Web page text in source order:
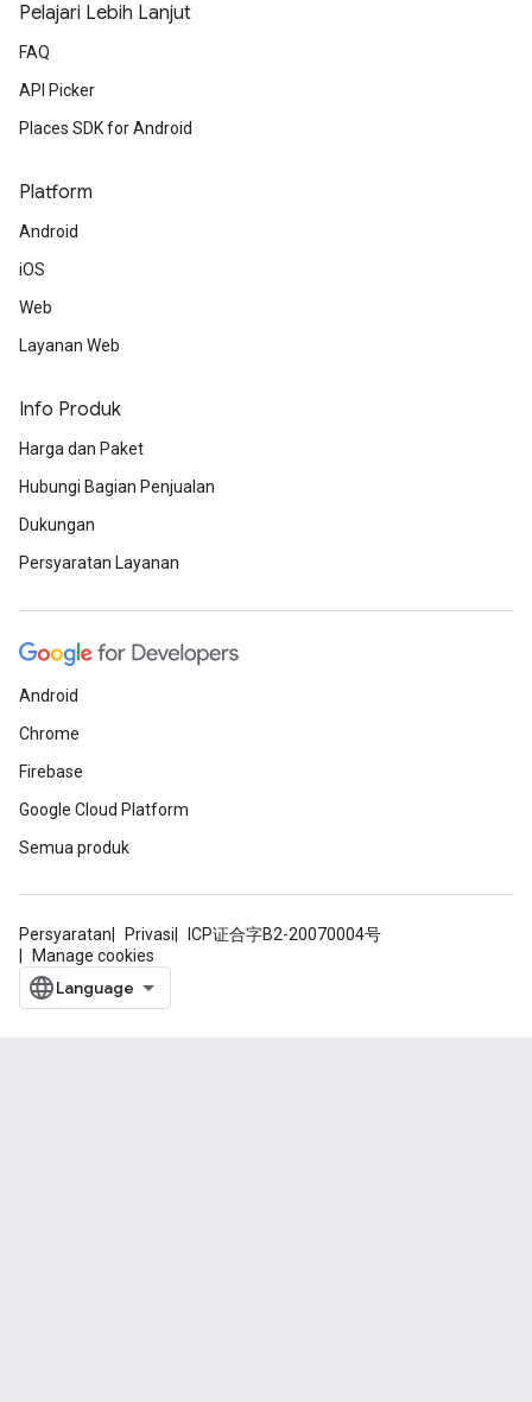
Pelajari Lebih Lanjut
FAQ
API Picker
Places SDK for Android
Platform
Android
iOS
Web
Layanan Web
Info Produk
Harga dan Paket
Hubungi Bagian Penjualan
Dukungan
Persyaratan Layanan
Android
Chrome
Firebase
Google Cloud Platform
Semua produk
Persyaratan Privasi
ICP证合字B2-20070004号
Manage cookies